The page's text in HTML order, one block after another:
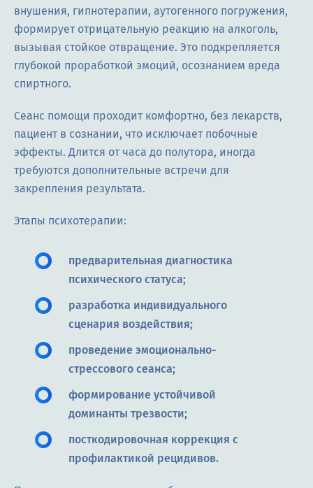
внушения, гипнотерапии, аутогенного погружения,
формирует отрицательную реакцию на алкоголь,
вызывая стойкое отвращение. Это подкрепляется
глубокой проработкой эмоций, осознанием вреда
спиртного.
Сеанс помощи проходит комфортно, без лекарств,
пациент в сознании, что исключает побочные
эффекты. Длится от часа до полутора, иногда
требуются дополнительные встречи для
закрепления результата.
Этапы психотерапии:
предварительная диагностика
психического статуса;
разработка индивидуального
сценария воздействия;
проведение эмоционально-
стрессового сеанса;
формирование устойчивой
доминанты трезвости;
посткодировочная коррекция с
профилактикой рецидивов.